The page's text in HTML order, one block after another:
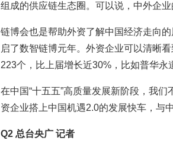
组成的供应链生态圈。可以说，中外企
链博会也是帮助外资了解中国经济走向
启了数智链博元年。外资企业可以清晰
223个，比上届增长近30%，比如普华永
在中国“十五五”高质量发展新阶段，我
资企业搭上中国机遇2.0的发展快车，与
Q2 总台央广 记者